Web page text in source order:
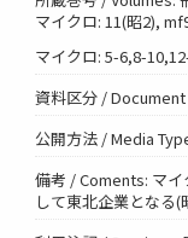
マイクロ: 11(昭2),
マイクロ: 5-6,8-
資料区分 /
公開方法 / Media
備考 / Coments: マ
して東北企業となる